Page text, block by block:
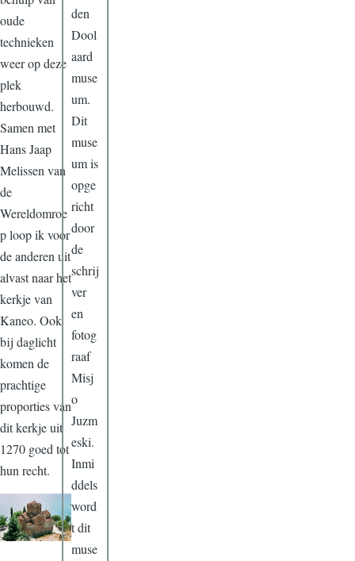
oude
technieken
weer op deze
plek
herbouwd.
Samen met
Hans Jaap
Melissen van
de
Wereldomroe
p loop ik voor
de anderen uit
alvast naar het
kerkje van
Kaneo. Ook
bij daglicht
komen de
prachtige
proporties van
dit kerkje uit
1270 goed tot
hun recht.
den
Dool
aard
muse
um.
Dit
muse
um is
opge
richt
door
de
schrij
ver
en
fotog
raaf
Misj
o
Juzm
eski.
Inmi
ddels
word
t dit
muse